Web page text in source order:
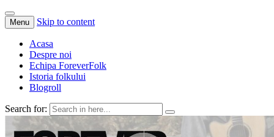
Menu Skip to content
Acasa
Despre noi
Echipa ForeverFolk
Istoria folkului
Blogroll
Search for:
ForeverFolk
Muzica sufletului tau